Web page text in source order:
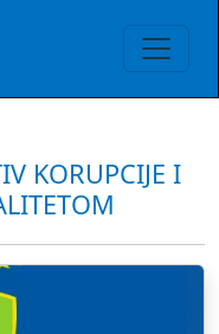
KORUPCIJE I